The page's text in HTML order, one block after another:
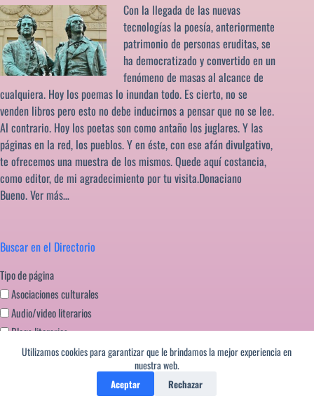
Utilizamos cookies para garantizar que le brindamos la mejor experiencia en
nuestra web.
Aceptar Rechazar
Con la llegada de las nuevas
tecnologías la poesía, anteriormente
patrimonio de personas eruditas, se
ha democratizado y convertido en un
fenómeno de masas al alcance de
cualquiera. Hoy los poemas lo inundan todo. Es cierto, no se
venden libros pero esto no debe inducirnos a pensar que no se lee.
Al contrario. Hoy los poetas son como antaño los juglares. Y las
páginas en la red, los pueblos. Y en éste, con ese afán divulgativo,
te ofrecemos una muestra de los mismos. Quede aquí costancia,
como editor, de mi agradecimiento por tu visita.Donaciano
Bueno.Ver más…
Buscar en el Directorio
Tipo de página
Asociaciones culturales
Audio/video literarios
Blogs literarios
Editoriales literatura